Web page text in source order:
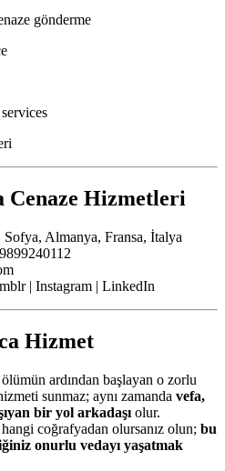
gönderme
Cenaze Hizmetleri
Almanya, Fransa, İtalya
| Instagram | LinkedIn
Hizmet
ölümün ardından başlayan o zorlu
sunmaz; aynı zamanda vefa,
bir yol arkadaşı olur.
coğrafyadan olursanız olun; bu
onurlu vedayı yaşatmak